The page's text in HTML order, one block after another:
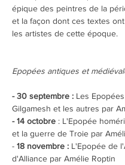
épique des peintres de la
et la façon dont ces textes
les artistes de cette époque.
Epopées antiques et
- 30 septembre : Les
Gilgamesh et les autres par
- 14 octobre : L'Epopée
et la guerre de Troie par
- 18 novembre : L'Epopée de
d'Alliance par Amélie Roptin